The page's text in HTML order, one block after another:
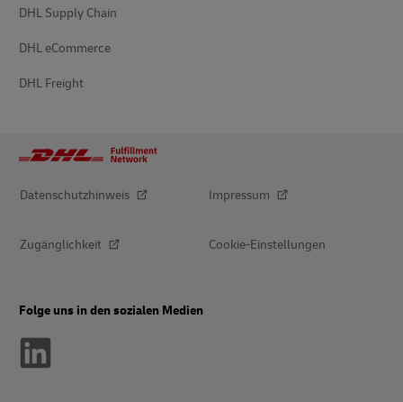
DHL Supply Chain
DHL eCommerce
DHL Freight
Datenschutzhinweis Impressum
Zugänglichkeit Cookie-Einstellungen
Folge uns in den sozialen Medien